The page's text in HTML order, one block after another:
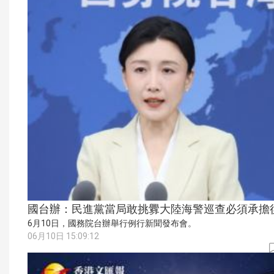
國台辦：民進黨當局敢挑釁大陸海警巡查必須承擔
6月10日，國務院台辦舉行例行新聞發布會。
06月10日 15:09:12